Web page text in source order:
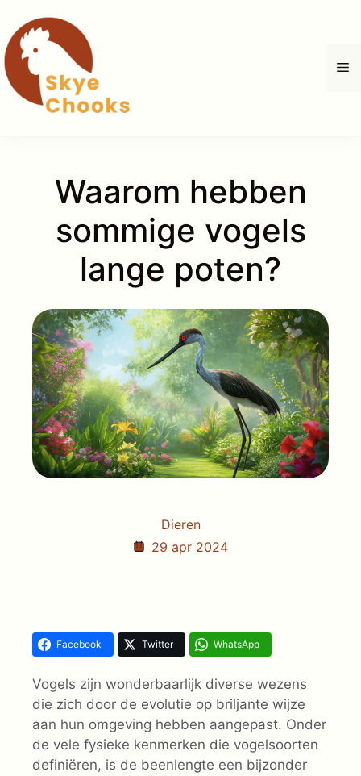
naar
de
inhoud
Waarom hebben
sommige vogels
lange poten?
Dieren
29 apr 2024
Facebook Twitter WhatsApp
Vogels zijn wonderbaarlijk diverse wezens
die zich door de evolutie op briljante wijze
aan hun omgeving hebben aangepast. Onder
de vele fysieke kenmerken die vogelsoorten
definiëren, is de beenlengte een bijzonder